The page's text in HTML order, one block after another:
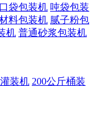
袋包装机 吨袋包装
料包装机 腻子粉包
机 普通砂浆包装机
装机 200公斤桶装